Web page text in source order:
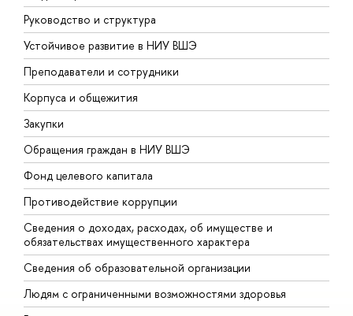
Руководство и структура
Устойчивое развитие в НИУ ВШЭ
Преподаватели и сотрудники
Корпуса и общежития
Закупки
Обращения граждан в НИУ ВШЭ
Фонд целевого капитала
Противодействие коррупции
Сведения о доходах, расходах, об имуществе и
обязательствах имущественного характера
Сведения об образовательной организации
Людям с ограниченными возможностями здоровья